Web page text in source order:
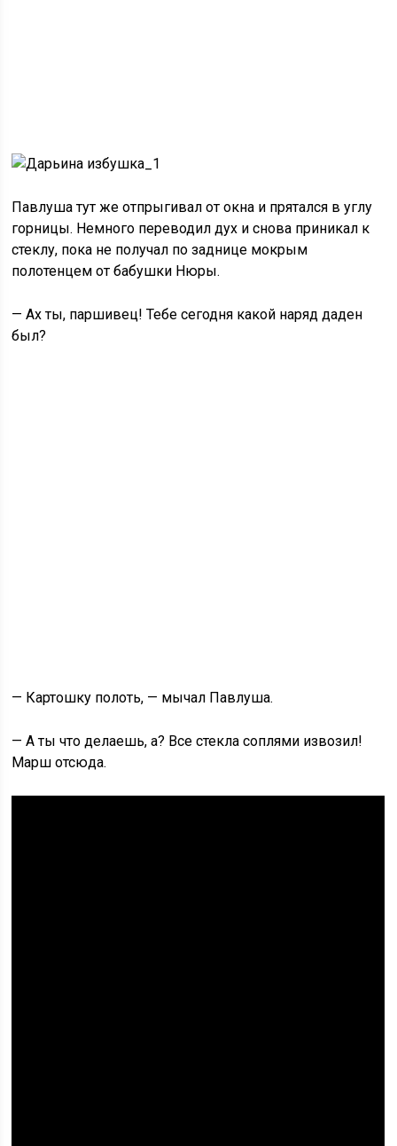
Павлуша тут же отпрыгивал от окна и прятался в углу
горницы. Немного переводил дух и снова приникал к
стеклу, пока не получал по заднице мокрым
полотенцем от бабушки Нюры.
— Ах ты, паршивец! Тебе сегодня какой наряд даден
был?
— Картошку полоть, — мычал Павлуша.
— А ты что делаешь, а? Все стекла соплями извозил!
Марш отсюда.